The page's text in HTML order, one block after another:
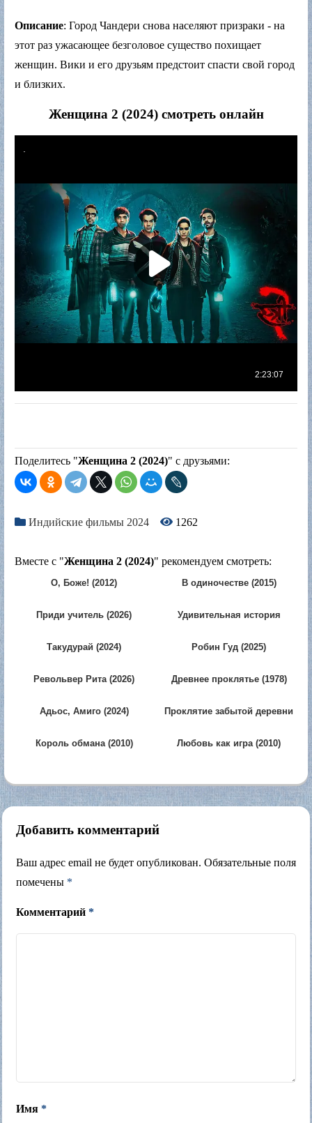
Описание: Город Чандери снова населяют призраки - на
этот раз ужасающее безголовое существо похищает
женщин. Вики и его друзьям предстоит спасти свой город
и близких.
Женщина 2 (2024) смотреть онлайн
Поделитесь "Женщина 2 (2024)" с друзьями:
Индийские фильмы 2024 1262
Вместе с "Женщина 2 (2024)" рекомендуем смотреть:
О, Боже! (2012) В одиночестве (2015)
Приди учитель (2026)
Удивительная история
Такудурай (2024) Робин Гуд (2025)
Револьвер Рита (2026) Древнее проклятье (1978)
Адьос, Амиго (2024)
Проклятие забытой деревни
Король обмана (2010) Любовь как игра (2010)
Добавить комментарий
Ваш адрес email не будет опубликован. Обязательные поля
помечены *
Комментарий *
Имя *